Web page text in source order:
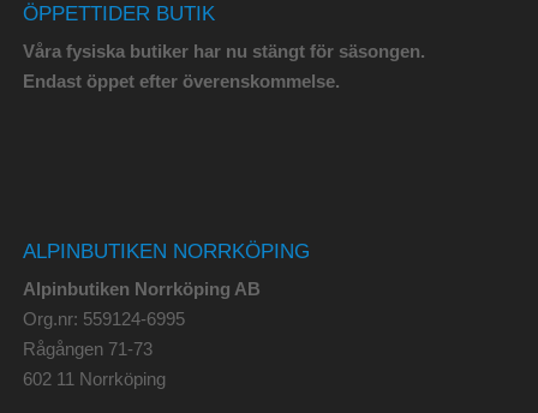
ÖPPETTIDER BUTIK
Våra fysiska butiker har nu stängt för säsongen.
Endast öppet efter överenskommelse.
ALPINBUTIKEN NORRKÖPING
Alpinbutiken Norrköping AB
Org.nr: 559124-6995
Rågången 71-73
602 11 Norrköping